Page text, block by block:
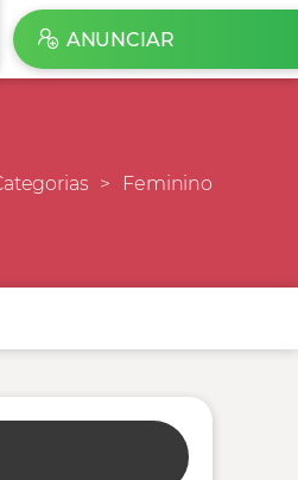
ANUNCIAR
Feminino